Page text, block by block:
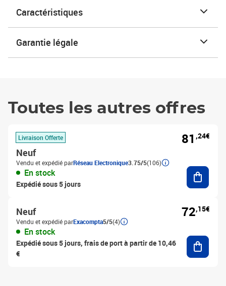
Caractéristiques
Garantie légale
Toutes les autres offres
Livraison Offerte
Neuf
Vendu et expédié parRéseau Electronique3.75/5(106)
En stock
Expédié sous 5 jours
81 ,24€
Neuf
Vendu et expédié parExacompta5/5(4)
En stock
Expédié sous 5 jours, frais de port à partir de 10,46
€
72,15€